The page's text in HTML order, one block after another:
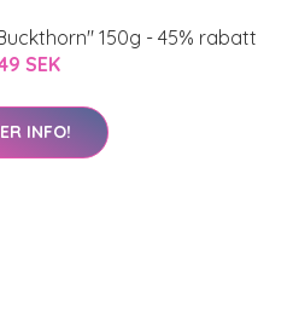
150g - 45% rabatt
SEK
INFO!